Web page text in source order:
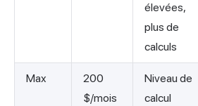
élevées,
plus de
calculs
Max
200
$/mois
Niveau de
calcul